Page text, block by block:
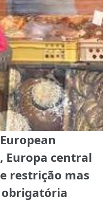
Europa central
restrição mas